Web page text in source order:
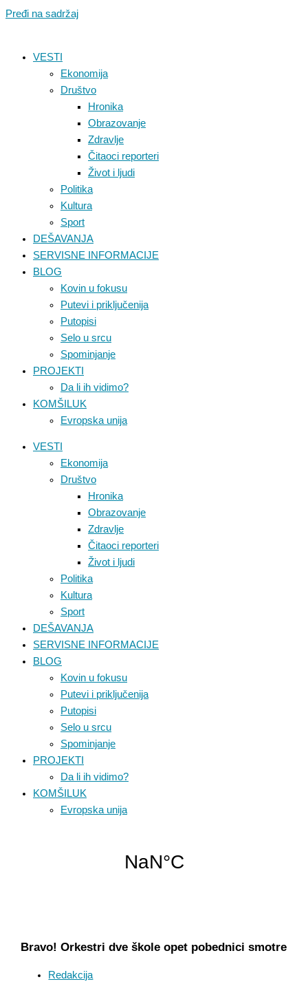
Pređi na sadržaj
VESTI
Ekonomija
Društvo
Hronika
Obrazovanje
Zdravlje
Čitaoci reporteri
Život i ljudi
Politika
Kultura
Sport
DEŠAVANJA
SERVISNE INFORMACIJE
BLOG
Kovin u fokusu
Putevi i priključenija
Putopisi
Selo u srcu
Spominjanje
PROJEKTI
Da li ih vidimo?
KOMŠILUK
Evropska unija
VESTI
Ekonomija
Društvo
Hronika
Obrazovanje
Zdravlje
Čitaoci reporteri
Život i ljudi
Politika
Kultura
Sport
DEŠAVANJA
SERVISNE INFORMACIJE
BLOG
Kovin u fokusu
Putevi i priključenija
Putopisi
Selo u srcu
Spominjanje
PROJEKTI
Da li ih vidimo?
KOMŠILUK
Evropska unija
Bravo! Orkestri dve škole opet pobednici smotre
Redakcija